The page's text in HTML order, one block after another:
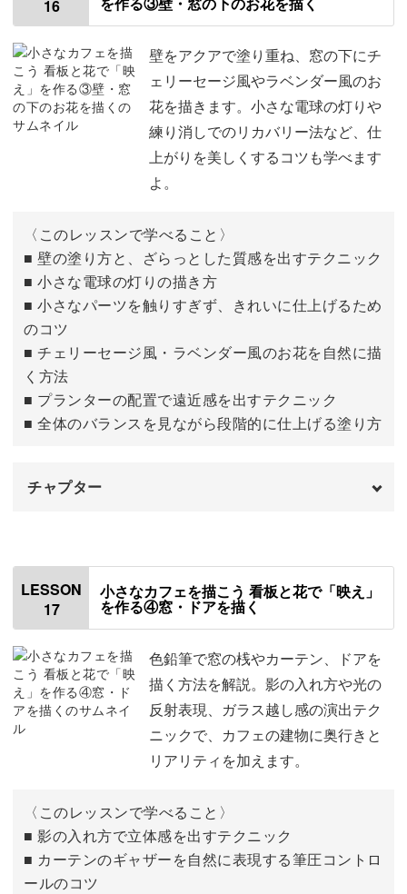
日よけを描く
16
壁をアクアで塗り重ね、窓の下にチ
ェリーセージ風やラベンダー風のお
花を描きます。小さな電球の灯りや
練り消しでのリカバリー法など、仕
上がりを美しくするコツも学べます
よ。
〈このレッスンで学べること〉
■ 壁の塗り方と、ざらっとした質感を出すテクニック
■ 小さな電球の灯りの描き方
■ 小さなパーツを触りすぎず、きれいに仕上げるため
のコツ
■ チェリーセージ風・ラベンダー風のお花を自然に描
く方法
■ プランターの配置で遠近感を出すテクニック
■ 全体のバランスを見ながら段階的に仕上げる塗り方
チャプター
壁を塗る
窓の下のお花を描く
壁を仕上げる 13:13
LESSON
17
小さなカフェを描こう 看板と花で「映え」
を作る④窓・ドアを描く
色鉛筆で窓の桟やカーテン、ドアを
描く方法を解説。影の入れ方や光の
反射表現、ガラス越し感の演出テク
ニックで、カフェの建物に奥行きと
リアリティを加えます。
〈このレッスンで学べること〉
■ 影の入れ方で立体感を出すテクニック
■ カーテンのギャザーを自然に表現する筆圧コントロ
ールのコツ